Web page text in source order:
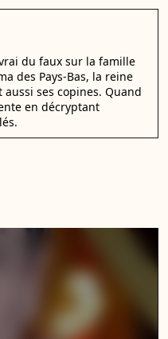
du faux sur la famille
des Pays-Bas, la reine
ses copines. Quand
en décryptant